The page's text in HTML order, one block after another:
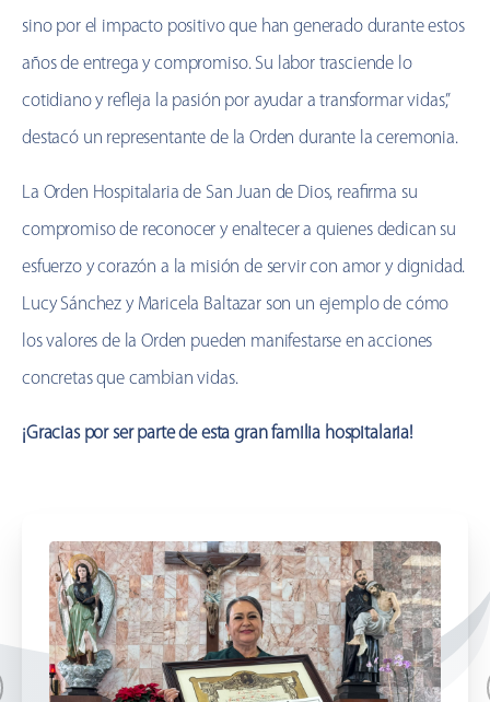
sino por el impacto positivo que han generado durante estos
años de entrega y compromiso. Su labor trasciende lo
cotidiano y refleja la pasión por ayudar a transformar vidas,”
destacó un representante de la Orden durante la ceremonia.
La Orden Hospitalaria de San Juan de Dios, reafirma su
compromiso de reconocer y enaltecer a quienes dedican su
esfuerzo y corazón a la misión de servir con amor y dignidad.
Lucy Sánchez y Maricela Baltazar son un ejemplo de cómo
los valores de la Orden pueden manifestarse en acciones
concretas que cambian vidas.
¡Gracias por ser parte de esta gran familia hospitalaria!